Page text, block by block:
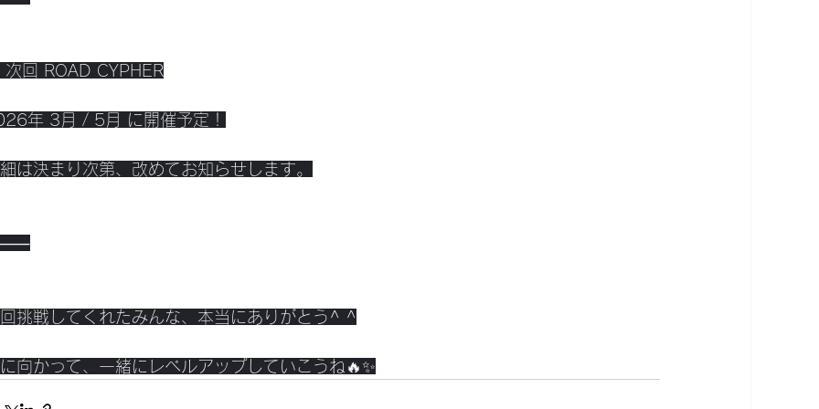
次回 ROAD CYPHER
年 3月 / 5月 に開催予定！
は決まり次第、改めてお知らせします。
挑戦してくれたみんな、本当にありがとう^ ^
向かって、一緒にレベルアップしていこうね🔥✨